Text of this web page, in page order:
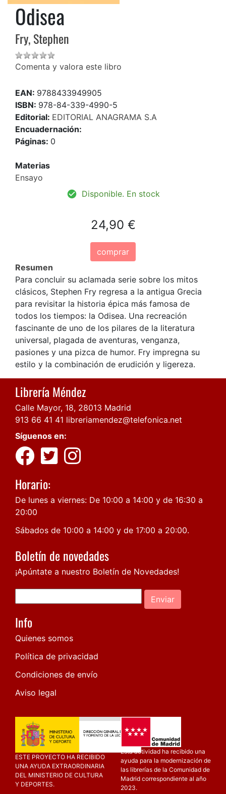
Odisea
Fry, Stephen
Comenta y valora este libro
EAN: 9788433949905
ISBN: 978-84-339-4990-5
Editorial: EDITORIAL ANAGRAMA S.A
Encuadernación:
Páginas: 0
Materias
Ensayo
Disponible. En stock
24,90 €
comprar
Resumen
Para concluir su aclamada serie sobre los mitos
clásicos, Stephen Fry regresa a la antigua Grecia
para revisitar la historia épica más famosa de
todos los tiempos: la Odisea. Una recreación
fascinante de uno de los pilares de la literatura
universal, plagada de aventuras, venganza,
pasiones y una pizca de humor. Fry impregna su
estilo y la combinación de erudición y ligereza.
Librería Méndez
Calle Mayor, 18, 28013 Madrid
913 66 41 41 libreriamendez@telefonica.net
Síguenos en:
Horario:
De lunes a viernes: De 10:00 a 14:00 y de 16:30 a
20:00
Sábados de 10:00 a 14:00 y de 17:00 a 20:00.
Boletín de novedades
¡Apúntate a nuestro Boletín de Novedades!
Enviar
Info
Quienes somos
Política de privacidad
Condiciones de envío
Aviso legal
ESTE PROYECTO HA RECIBIDO
UNA AYUDA EXTRAORDINARIA
DEL MINISTERIO DE CULTURA
Y DEPORTES.
Esta actividad ha recibido una
ayuda para la modernización de
las librerías de la Comunidad de
Madrid correspondiente al año
2023.